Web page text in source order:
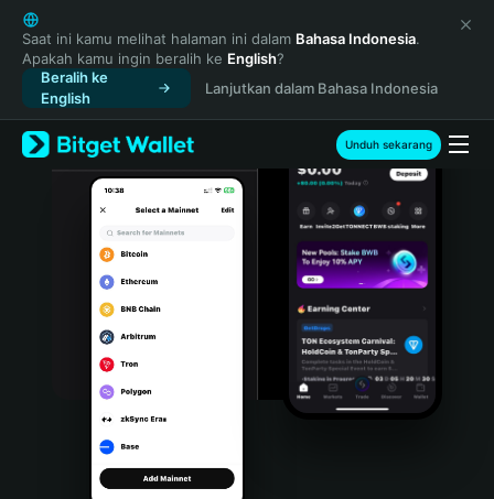
English
日本語
Tiếng Việt
Русский
Español (Latinoamérica)
Türkçe
Italiano
Português (Portugal)
Bahasa Indonesia
Português (Brasil)
Español (Argentina)
Saat ini kamu melihat halaman ini dalam Bahasa Indonesia.
Apakah kamu ingin beralih ke English?
Beralih ke
English
Lanjutkan dalam Bahasa Indonesia
Unduh sekarang